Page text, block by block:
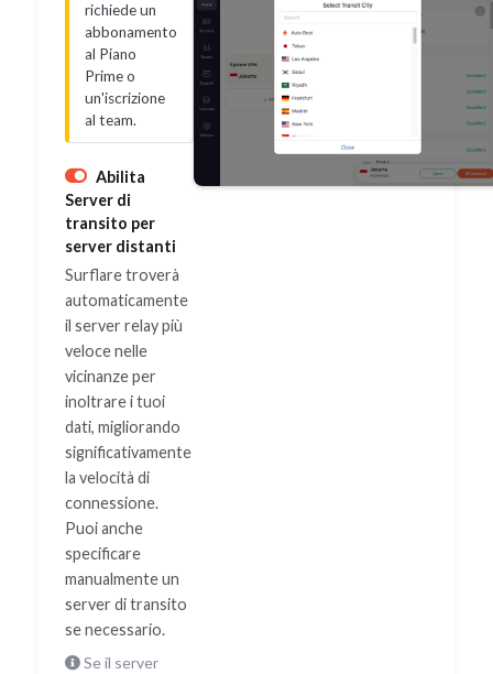
richiede un
abbonamento
al Piano
Prime o
un'iscrizione
al team.
Abilita
Server di
transito per
server distanti
Surflare troverà
automaticamente
il server relay più
veloce nelle
vicinanze per
inoltrare i tuoi
dati, migliorando
significativamente
la velocità di
connessione.
Puoi anche
specificare
manualmente un
server di transito
se necessario.
Se il server